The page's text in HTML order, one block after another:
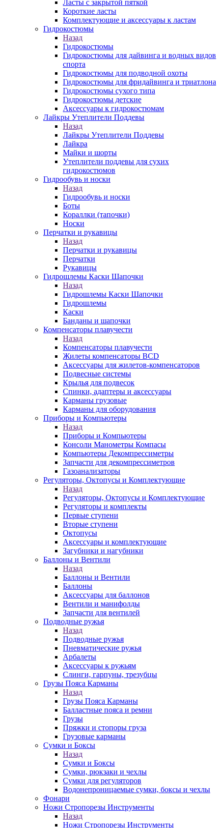
Ласты с закрытой пяткой
Короткие ласты
Комплектующие и аксессуары к ластам
Гидрокостюмы
Назад
Гидрокостюмы
Гидрокостюмы для дайвинга и водных видов
спорта
Гидрокостюмы для подводной охоты
Гидрокостюмы для фридайвинга и триатлона
Гидрокостюмы сухого типа
Гидрокостюмы детские
Аксессуары к гидрокостюмам
Лайкры Утеплители Поддевы
Назад
Лайкры Утеплители Поддевы
Лайкра
Майки и шорты
Утеплители поддевы для сухих
гидрокостюмов
Гидрообувь и носки
Назад
Гидрообувь и носки
Боты
Кораллки (тапочки)
Носки
Перчатки и рукавицы
Назад
Перчатки и рукавицы
Перчатки
Рукавицы
Гидрошлемы Каски Шапочки
Назад
Гидрошлемы Каски Шапочки
Гидрошлемы
Каски
Банданы и шапочки
Компенсаторы плавучести
Назад
Компенсаторы плавучести
Жилеты компенсаторы BCD
Аксессуары для жилетов-компенсаторов
Подвесные системы
Крылья для подвесок
Спинки, адаптеры и аксессуары
Карманы грузовые
Карманы для оборудования
Приборы и Компьютеры
Назад
Приборы и Компьютеры
Консоли Манометры Компасы
Компьютеры Декомпрессиметры
Запчасти для декомпрессиметров
Газоанализаторы
Регуляторы, Октопусы и Комплектующие
Назад
Регуляторы, Октопусы и Комплектующие
Регуляторы и комплекты
Первые ступени
Вторые ступени
Октопусы
Аксессуары и комплектующие
Загубники и нагубники
Баллоны и Вентили
Назад
Баллоны и Вентили
Баллоны
Аксессуары для баллонов
Вентили и манифолды
Запчасти для вентилей
Подводные ружья
Назад
Подводные ружья
Пневматические ружья
Арбалеты
Аксессуары к ружьям
Слинги, гарпуны, трезубцы
Грузы Пояса Карманы
Назад
Грузы Пояса Карманы
Балластные пояса и ремни
Грузы
Пряжки и стопоры груза
Грузовые карманы
Сумки и Боксы
Назад
Сумки и Боксы
Сумки, рюкзаки и чехлы
Сумки для регуляторов
Водонепроницаемые сумки, боксы и чехлы
Фонари
Ножи Стропорезы Инструменты
Назад
Ножи Стропорезы Инструменты